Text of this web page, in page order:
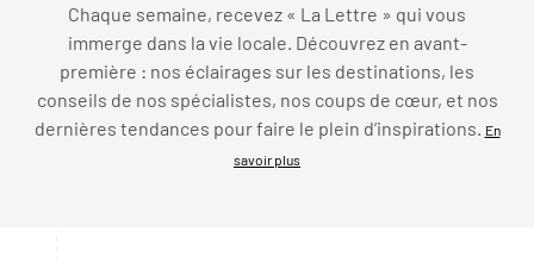
Chaque semaine, recevez « La Lettre » qui vous
immerge dans la vie locale. Découvrez en avant-
première : nos éclairages sur les destinations, les
conseils de nos spécialistes, nos coups de cœur, et nos
dernières tendances pour faire le plein d’inspirations.
En
savoir plus